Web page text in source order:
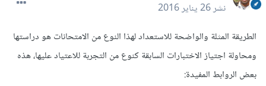
نشر26 يناير 2016
الطريقة المثلة والواضحة للاستعداد لهذا النوع من الامتحانات هو دراستها
ومحاولة اجتياز الاختبارات السابقة كنوع من التجربة للاعتياد عليها، هذه
بعض الروابط المفيدة: